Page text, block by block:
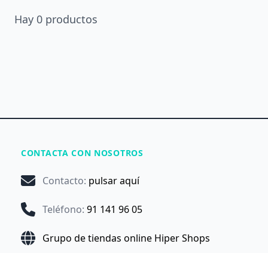
Hay 0 productos
CONTACTA CON NOSOTROS
Contacto: pulsar aquí
Teléfono: 91 141 96 05
Grupo de tiendas online Hiper Shops